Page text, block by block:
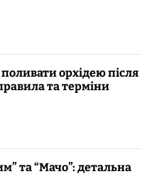
орхідею після
та терміни
та “Мачо”: детальна